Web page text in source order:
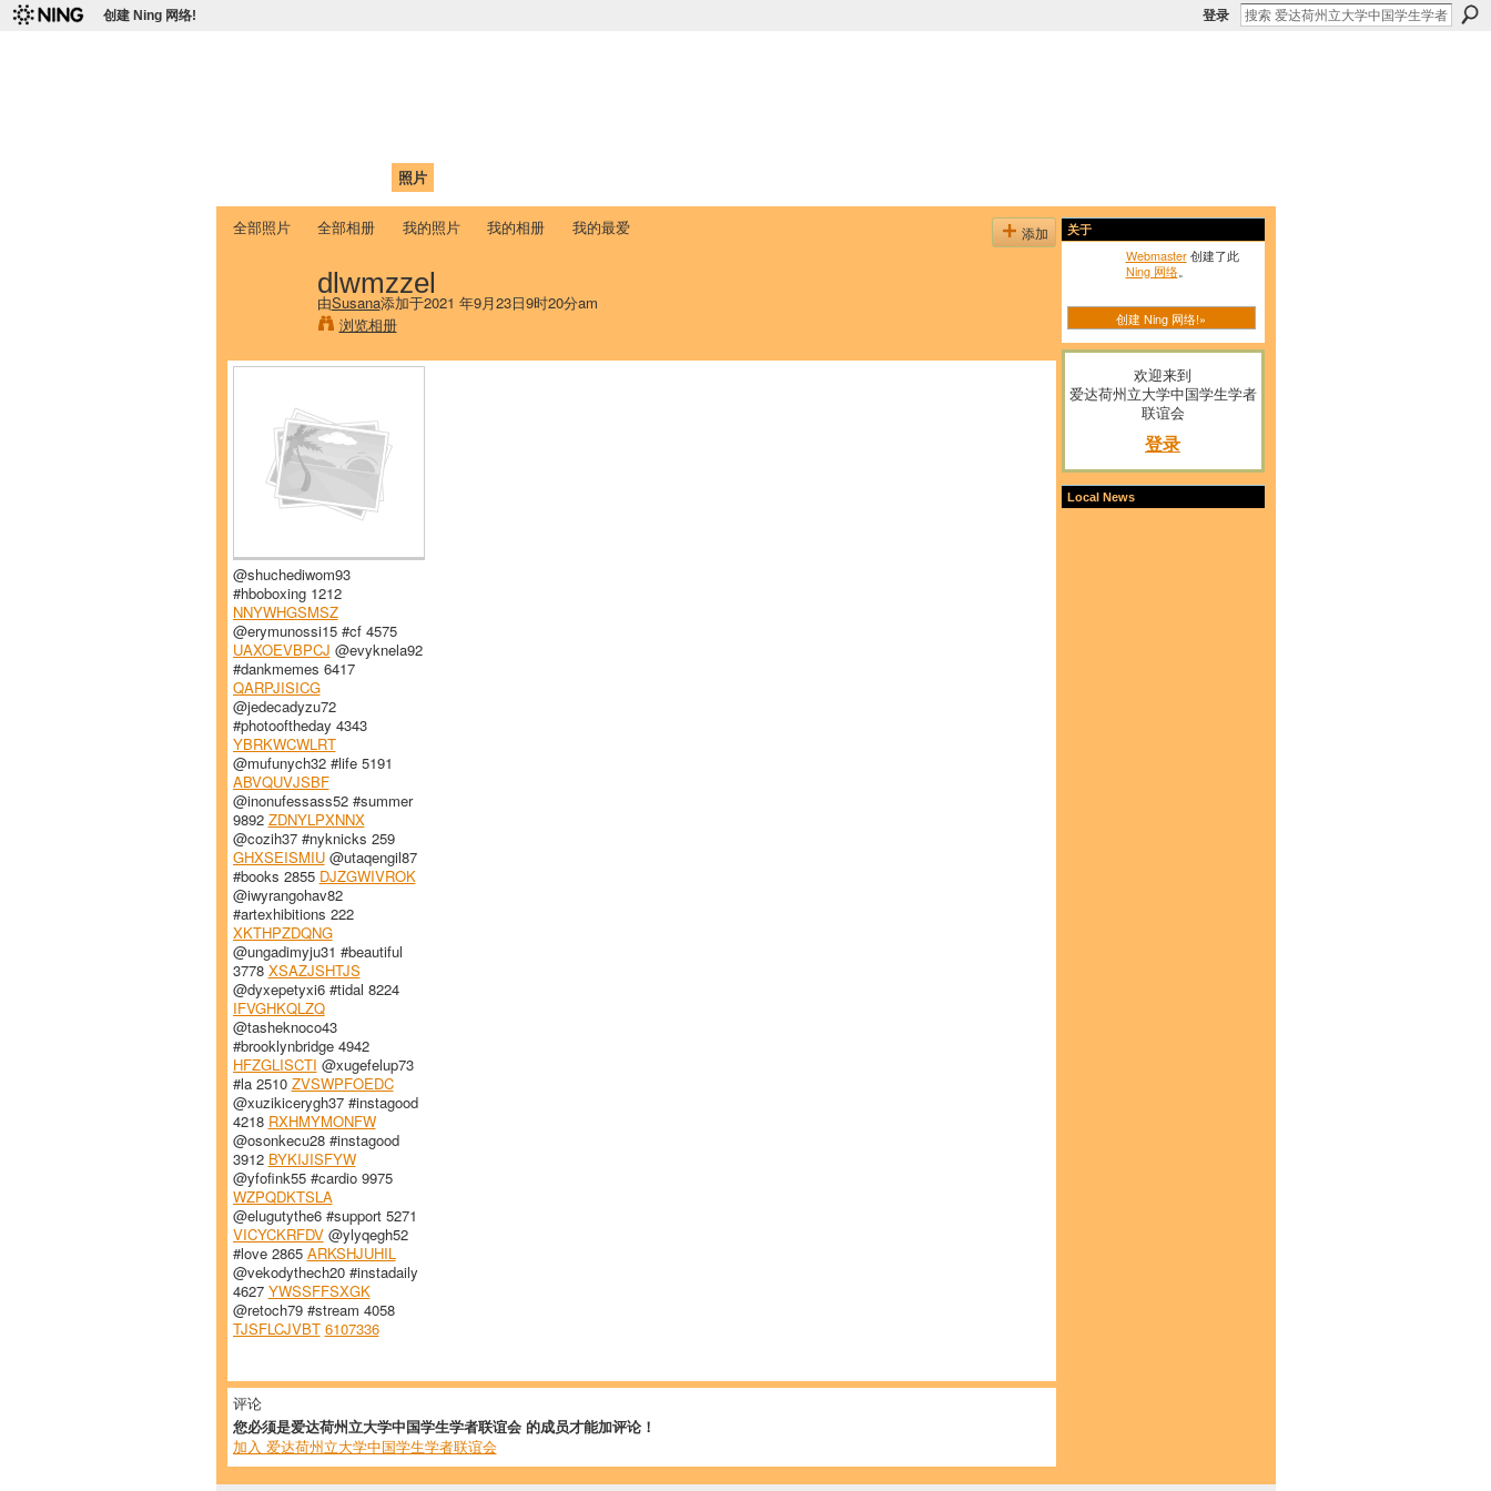
创建 Ning 网络! 登录
照片
全部照片 全部相册 我的照片 我的相册 我的最爱 添加
dlwmzzel
由Susana添加于2021 年9月23日9时20分am
浏览相册
@shuchediwom93
#hboboxing 1212
NNYWHGSMSZ
@erymunossi15 #cf 4575
UAXOEVBPCJ @evyknela92
#dankmemes 6417
QARPJISICG
@jedecadyzu72
#photooftheday 4343
YBRKWCWLRT
@mufunych32 #life 5191
ABVQUVJSBF
@inonufessass52 #summer
9892 ZDNYLPXNNX
@cozih37 #nyknicks 259
GHXSEISMIU@utaqengil87
#books 2855 DJZGWIVROK
@iwyrangohav82
#artexhibitions 222
XKTHPZDQNG
@ungadimyju31 #beautiful
3778 XSAZJSHTJS
@dyxepetyxi6 #tidal 8224
IFVGHKQLZQ
@tasheknoco43
#brooklynbridge 4942
HFZGLISCTI @xugefelup73
#la 2510 ZVSWPFOEDC
@xuzikicerygh37 #instagood
4218 RXHMYMONFW
@osonkecu28 #instagood
3912 BYKIJISFYW
@yfofink55 #cardio 9975
WZPQDKTSLA
@elugutythe6 #support 5271
VICYCKRFDV@ylyqegh52
#love 2865 ARKSHJUHIL
@vekodythech20 #instadaily
4627 YWSSFFSXGK
@retoch79 #stream 4058
TJSFLCJVBT 6107336
评论
您必须是爱达荷州立大学中国学生学者联谊会 的成员才能加评论！
加入 爱达荷州立大学中国学生学者联谊会
关于
Webmaster创建了此
Ning 网络。
创建 Ning 网络!»
欢迎来到
爱达荷州立大学中国学生学者
联谊会
登录
Local News